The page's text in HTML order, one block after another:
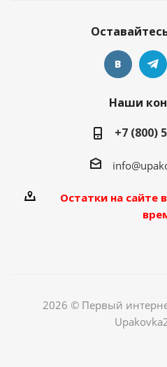
Наши
+7 (800)
Остатки на сайте
2026 © Первый